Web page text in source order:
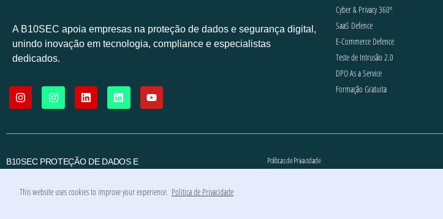
This website uses cookies to improve your experience. Politica de Privacidade
A B10SEC apoia empresas na proteção de dados e segurança digital,
unindo inovação em tecnologia, compliance e especialistas
dedicados.
Cyber & Privacy 360º
SaaS Defence
E-Commerce Defence
Teste de Intrusão 2.0
DPO As a Service
Formação Gratuita
B10SEC PROTEÇÃO DE DADOS E
TODOS OS DIREITOS RESERVADOS
Políticas de Privacidade